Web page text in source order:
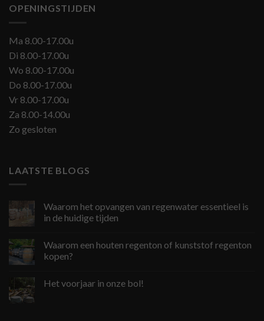
OPENINGSTIJDEN
Ma 8.00-17.00u
Di 8.00-17.00u
Wo 8.00-17.00u
Do 8.00-17.00u
Vr 8.00-17.00u
Za 8.00-14.00u
Zo gesloten
LAATSTE BLOGS
Waarom het opvangen van regenwater essentieel is
in de huidige tijden
Waarom een houten regenton of kunststof regenton
kopen?
Het voorjaar in onze bol!